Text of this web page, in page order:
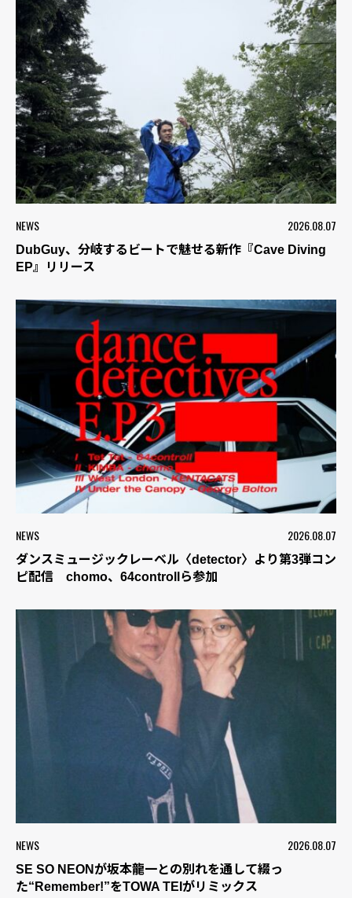
NEWS 2026.08.07
DubGuy、分岐するビートで魅せる新作『Cave Diving
EP』リリース
NEWS 2026.08.07
ダンスミュージックレーベル〈detector〉より第3弾コン
ピ配信 chomo、64controllら参加
NEWS 2026.08.07
SE SO NEONが坂本龍一との別れを通して綴っ
た“Remember!”をTOWA TEIがリミックス